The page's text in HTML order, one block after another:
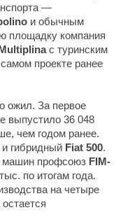
—
и обычным
площадку компания
с туринским
проекте ранее
ожил. За первое
выпустило 36 048
чем годом ранее.
и гибридный Fiat 500.
машин профсоюз FIM-
по итогам года.
на четыре